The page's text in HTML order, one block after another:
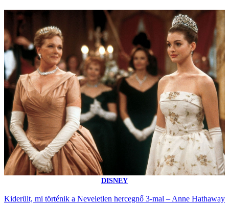
DISNEY
Kiderült, mi történik a Neveletlen hercegnő 3-mal – Anne Hathaway